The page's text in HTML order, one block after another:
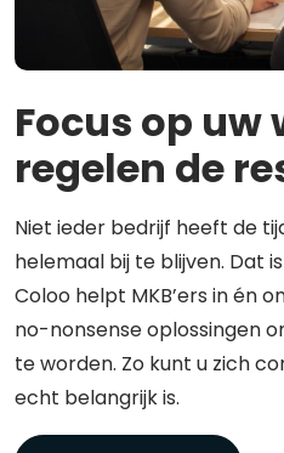
Focus op uw
regelen de
Niet ieder bedrijf heeft de
helemaal bij te blijven. Dat
Coloo helpt MKB’ers in én
no-nonsense oplossingen
te worden. Zo kunt u zich
echt belangrijk is.